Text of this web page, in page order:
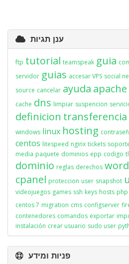
ענן תגיות
ftp tutorial teamspeak guia
servidor guias accesar VPS social
source cancelar ayuda apache
cache dns limpiar suspencion
definicion transferencia
windows linux hosting
centos litespeed nginx tickets
media paquete dominios epp codigo
dominio reglas derechos
cpanel proteccion user snapshot
videojuegos games ssh keys hosts php
centos 7 migration cms configserver
contenedores comandos exportar
instalación crear usuario sudo user
פניות ומידע